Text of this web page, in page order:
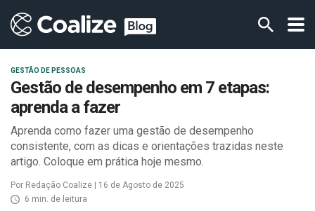
GESTÃO DE PESSOAS
Gestão de desempenho em 7 etapas:
aprenda a fazer
Aprenda como fazer uma gestão de desempenho
consistente, com as dicas e orientações trazidas neste
artigo. Coloque em prática hoje mesmo.
Por Redação Coalize | 16 de Agosto de 2025
6 min. de leitura